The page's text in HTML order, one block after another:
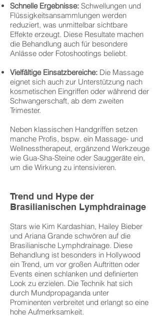
Schnelle Ergebnisse: Schwellungen und
Flüssigkeitsansammlungen werden
reduziert, was unmittelbar sichtbare
Effekte erzeugt. Diese Resultate machen
die Behandlung auch für besondere
Anlässe oder Fotoshootings beliebt.
Vielfältige Einsatzbereiche: Die Massage
eignet sich auch zur Unterstützung nach
kosmetischen Eingriffen oder während der
Schwangerschaft, ab dem zweiten
Trimester.
Neben klassischen Handgriffen setzen
manche Profis, bspw. ein Massage- und
Wellnesstherapeut, ergänzend Werkzeuge
wie Gua-Sha-Steine oder Sauggeräte ein,
um die Wirkung zu intensivieren.
Trend und Hype der
Brasilianischen Lymphdrainage
Stars wie Kim Kardashian, Hailey Bieber
und Ariana Grande schwören auf die
Brasilianische Lymphdrainage. Diese
Behandlung ist besonders in Hollywood
ein Trend, um vor großen Auftritten oder
Events einen schlanken und definierten
Look zu erzielen. Die Technik hat sich
durch Mundpropaganda unter
Prominenten verbreitet und erlangt so eine
hohe Aufmerksamkeit.